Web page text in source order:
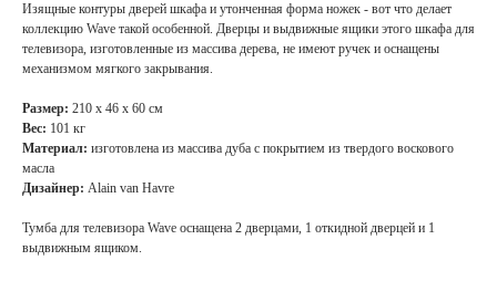
Изящные контуры дверей шкафа и утонченная форма ножек - вот что делает
коллекцию Wave такой особенной. Дверцы и выдвижные ящики этого шкафа для
телевизора, изготовленные из массива дерева, не имеют ручек и оснащены
механизмом мягкого закрывания.
Размер: 210 х 46 х 60 см
Вес: 101 кг
Материал: изготовлена из массива дуба с покрытием из твердого воскового
масла
Дизайнер: Alain van Havre
Тумба для телевизора Wave оснащена 2 дверцами, 1 откидной дверцей и 1
выдвижным ящиком.